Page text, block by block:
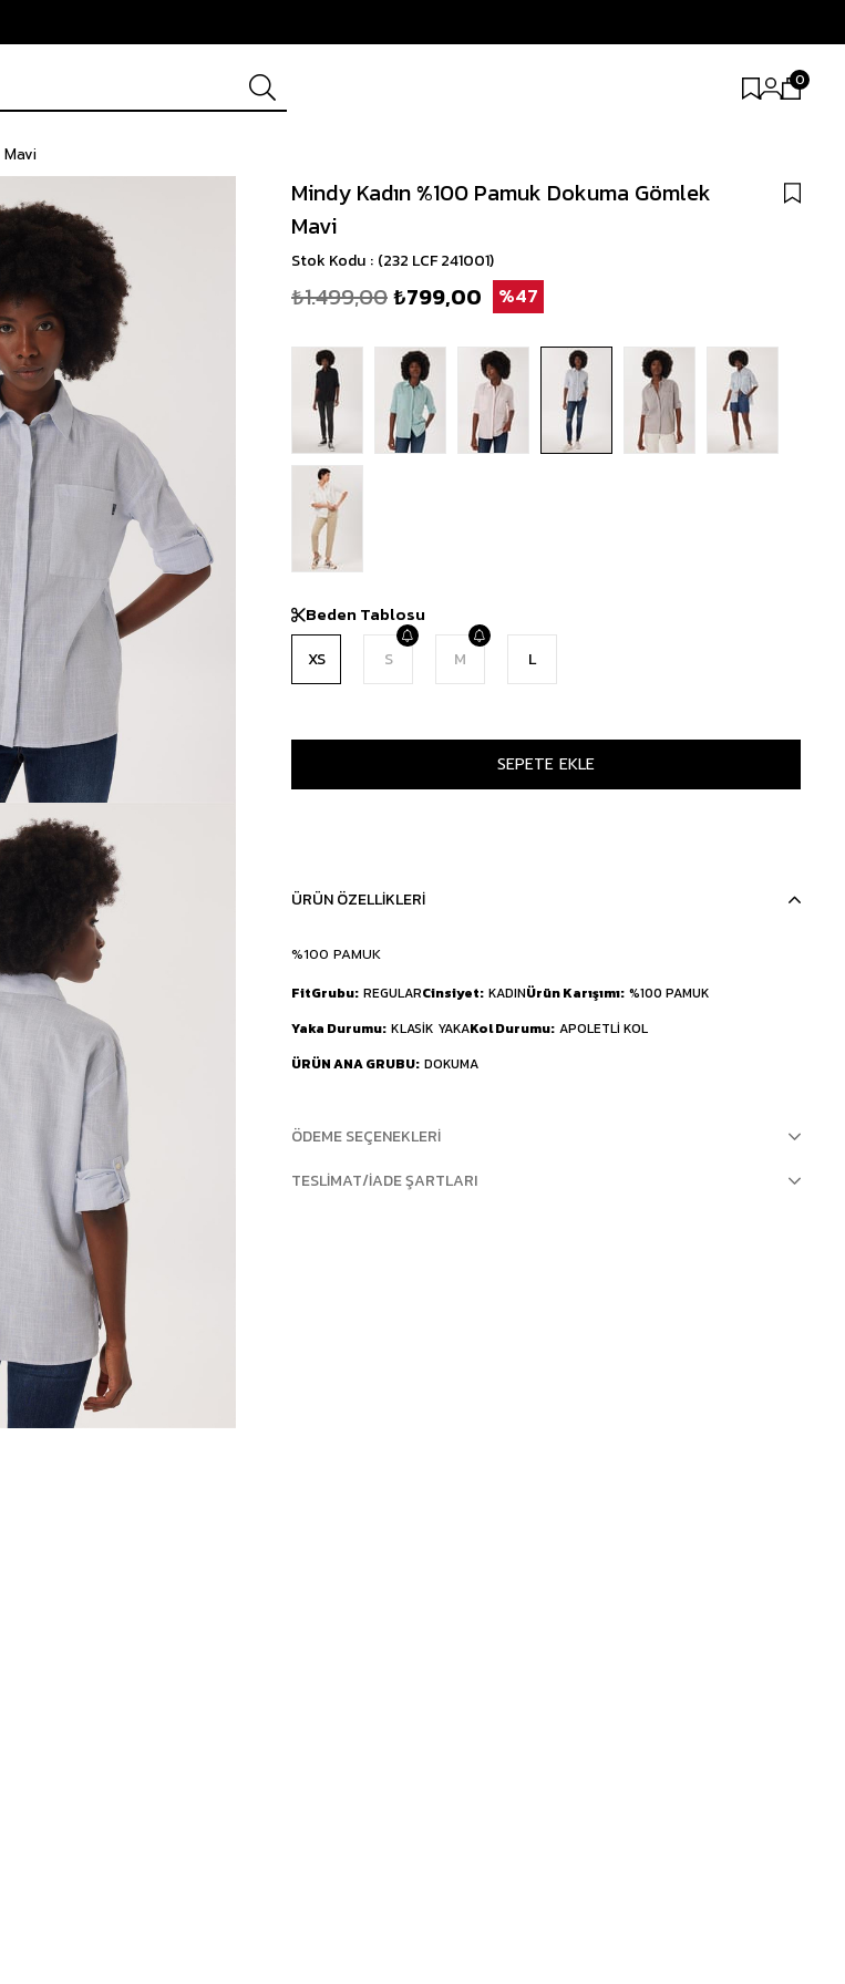
0
Mindy Kadın %100 Pamuk Dokuma Gömlek
Mavi
Stok Kodu (232 LCF 241001)
₺1.499,00₺799,00 47
Beden Tablosu
XS S M L
ÜRÜN ÖZELLIKLERI
%100 PAMUK
FitGrubu REGULARCinsiyet KADINÜrün Karışımı %100 PAMUK
Yaka Durumu KLASİK YAKAKol Durumu APOLETLİ KOL
ÜRÜN ANA GRUBU DOKUMA
ÖDEME SEÇENEKLERI
TESLIMAT/İADE ŞARTLARI